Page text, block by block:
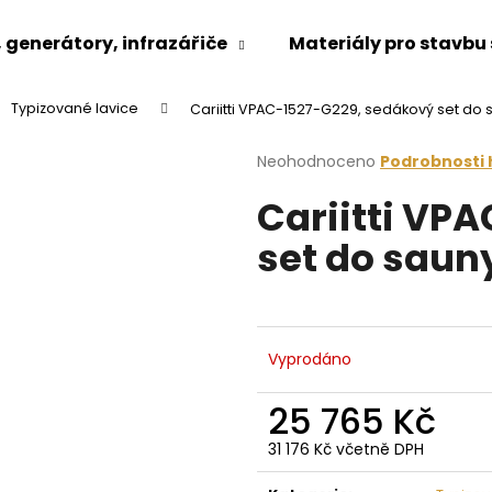
generátory, infrazářiče Materiály pro stavbu
Typizované lavice Cariitti VPAC-1527-G229, sedákový set do
Průměrné
produktu
je
z
Neohodnoceno Podrobnosti
Cariitti
set do
Vyprodáno
25 765 Kč
31 176 Kč včetně DPH
Měrná
Co potřebujete najít?
HLEDAT